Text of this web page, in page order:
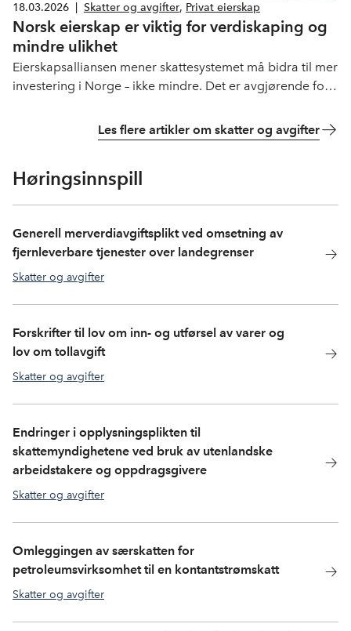
18.03.2026 Skatter og avgifter, Privat eierskap
Norsk eierskap er viktig for verdiskaping og
mindre ulikhet
Eierskapsalliansen mener skattesystemet må bidra til mer
investering i Norge – ikke mindre. Det er avgjørende for
Les flere artikler om skatter og avgifter
Høringsinnspill
Generell merverdiavgiftsplikt ved omsetning av
fjernleverbare tjenester over landegrenser
Skatter og avgifter
Forskrifter til lov om inn- og utførsel av varer og
lov om tollavgift
Skatter og avgifter
Endringer i opplysningsplikten til
skattemyndighetene ved bruk av utenlandske
arbeidstakere og oppdragsgivere
Skatter og avgifter
Omleggingen av særskatten for
petroleumsvirksomhet til en kontantstrømskatt
Skatter og avgifter